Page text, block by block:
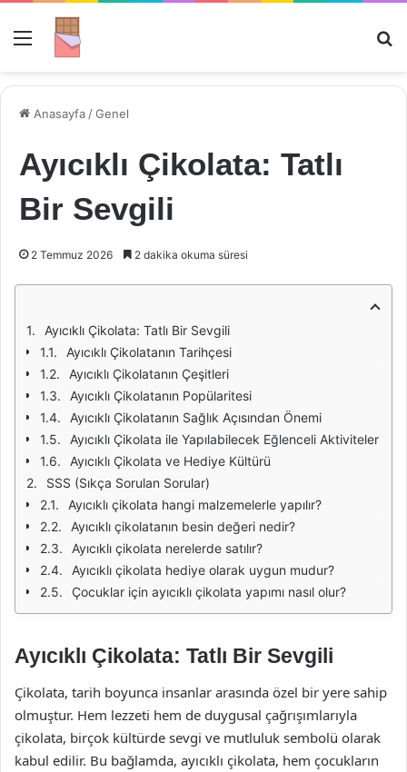
Menü
Anasayfa /Genel
Ayıcıklı Çikolata: Tatlı
Bir Sevgili
2 Temmuz 2026 2 dakika okuma süresi
Ayıcıklı Çikolata: Tatlı Bir Sevgili
Ayıcıklı Çikolatanın Tarihçesi
Ayıcıklı Çikolatanın Çeşitleri
Ayıcıklı Çikolatanın Popülaritesi
Ayıcıklı Çikolatanın Sağlık Açısından Önemi
Ayıcıklı Çikolata ile Yapılabilecek Eğlenceli Aktiviteler
Ayıcıklı Çikolata ve Hediye Kültürü
SSS (Sıkça Sorulan Sorular)
Ayıcıklı çikolata hangi malzemelerle yapılır?
Ayıcıklı çikolatanın besin değeri nedir?
Ayıcıklı çikolata nerelerde satılır?
Ayıcıklı çikolata hediye olarak uygun mudur?
Çocuklar için ayıcıklı çikolata yapımı nasıl olur?
Ayıcıklı Çikolata: Tatlı Bir Sevgili
Çikolata, tarih boyunca insanlar arasında özel bir yere sahip
olmuştur. Hem lezzeti hem de duygusal çağrışımlarıyla
çikolata, birçok kültürde sevgi ve mutluluk sembolü olarak
kabul edilir. Bu bağlamda, ayıcıklı çikolata, hem çocukların